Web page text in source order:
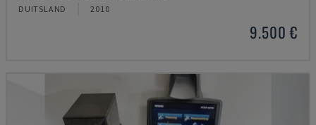
DUITSLAND 2010
9.500 €